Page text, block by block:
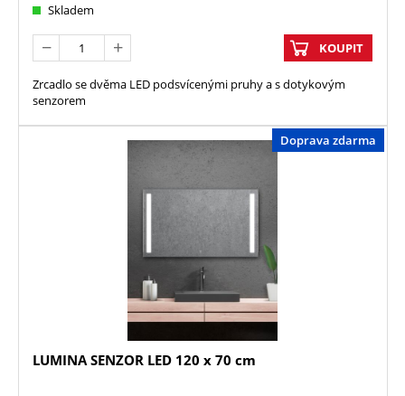
Skladem
KOUPIT
Zrcadlo se dvěma LED podsvícenými pruhy a s dotykovým
senzorem
Doprava zdarma
LUMINA SENZOR LED 120 x 70 cm